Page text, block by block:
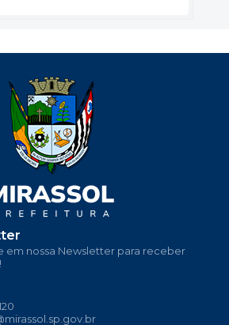
em nossa Newsletter para receber